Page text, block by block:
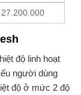
27.200.000
độ linh hoạt
người dùng
độ ở mức 2 độ